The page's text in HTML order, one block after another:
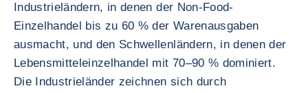
Industrieländern, in denen der Non-Food-
Einzelhandel bis zu 60 % der Warenausgaben
ausmacht, und den Schwellenländern, in denen der
Lebensmitteleinzelhandel mit 70–90 % dominiert.
Die Industrieländer zeichnen sich durch